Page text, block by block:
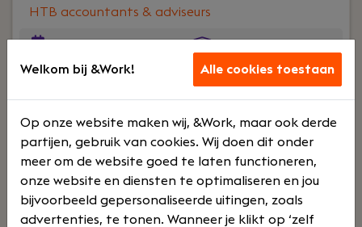
HTB accountants & adviseurs
Opleidinge
n en
Jouw rol:Vanwege verdere groei en uitbreiding
van onze klantenportefeuille in de agrarische
sector, zijn wij op zoek naar een betrokken en
enthousiaste agrarisch assistent-accountant.
Welkom bij &Work! Alle cookies toestaan
Op onze website maken wij, &Work, maar ook derde
partijen, gebruik van cookies. Wij doen dit onder
meer om de website goed te laten functioneren,
onze website en diensten te optimaliseren en jou
bijvoorbeeld gepersonaliseerde uitingen, zoals
advertenties, te tonen. Wanneer je klikt op ‘zelf